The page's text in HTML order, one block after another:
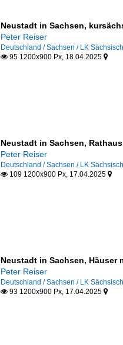
Neustadt in Sachsen,
Peter Reiser
Deutschland / Sachsen / LK
95 1200x900 Px, 18.04.2025 
Neustadt in Sachsen,
Peter Reiser
Deutschland / Sachsen / LK
109 1200x900 Px, 17.04.2025 
Neustadt in Sachsen, Häuser
Peter Reiser
Deutschland / Sachsen / LK
93 1200x900 Px, 17.04.2025 